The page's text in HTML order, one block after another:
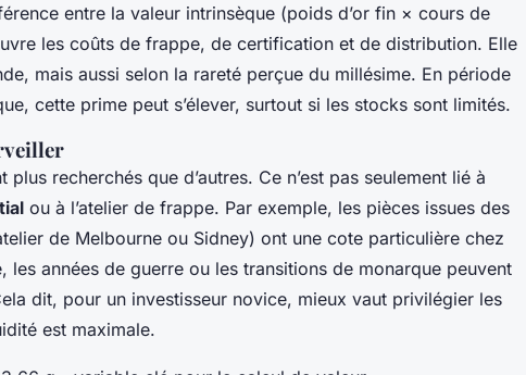
entre la valeur intrinsèque (poids d’or fin × cours de
les coûts de frappe, de certification et de distribution. Elle
mais aussi selon la rareté perçue du millésime. En période
cette prime peut s’élever, surtout si les stocks sont limités.
recherchés que d’autres. Ce n’est pas seulement lié à
ou à l’atelier de frappe. Par exemple, les pièces issues des
de Melbourne ou Sidney) ont une cote particulière chez
les années de guerre ou les transitions de monarque peuvent
dit, pour un investisseur novice, mieux vaut privilégier les
est maximale.